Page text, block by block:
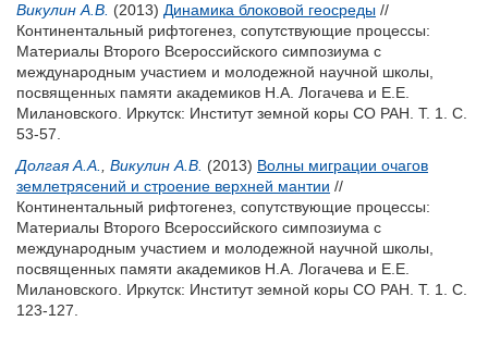
Викулин А.В. (2013) Динамика блоковой геосреды //
Континентальный рифтогенез, сопутствующие процессы:
Материалы Второго Всероссийского симпозиума с
международным участием и молодежной научной школы,
посвященных памяти академиков Н.А. Логачева и Е.Е.
Милановского. Иркутск: Институт земной коры СО РАН. Т. 1. С.
53-57.
Долгая А.А.
Викулин А.В. (2013) Волны миграции очагов
землетрясений и строение верхней мантии //
Континентальный рифтогенез, сопутствующие процессы:
Материалы Второго Всероссийского симпозиума с
международным участием и молодежной научной школы,
посвященных памяти академиков Н.А. Логачева и Е.Е.
Милановского. Иркутск: Институт земной коры СО РАН. Т. 1. С.
123-127.